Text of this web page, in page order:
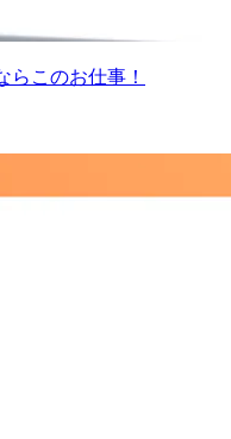
らこのお仕事！